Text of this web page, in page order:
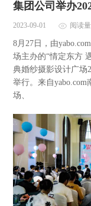
集团公司举办
2023-09-01 阅读
8月27日，由
场主办的“情定东方
典婚纱摄影设计广场
举行。来自
场、